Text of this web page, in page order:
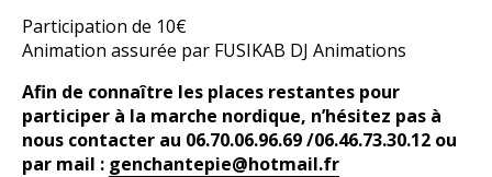
Participation de 10€
Animation assurée par FUSIKAB DJ Animations
Afin de connaître les places restantes pour
participer à la marche nordique, n’hésitez pas à
nous contacter au 06.70.06.96.69 /06.46.73.30.12 ou
par mail : genchantepie@hotmail.fr